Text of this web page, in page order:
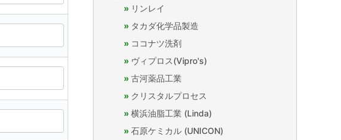
リンレイ
タカダ化学品製造
ココナツ洗剤
ヴィプロス(Vipro's)
古河薬品工業
クリスタルプロセス
横浜油脂工業 (Linda)
石原ケミカル (UNICON)